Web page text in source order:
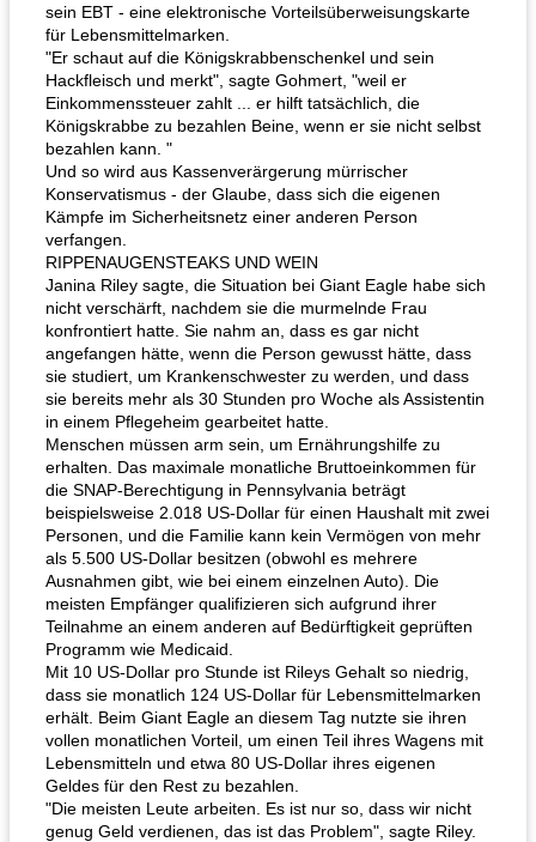
sein EBT - eine elektronische Vorteilsüberweisungskarte
für Lebensmittelmarken.
"Er schaut auf die Königskrabbenschenkel und sein
Hackfleisch und merkt", sagte Gohmert, "weil er
Einkommenssteuer zahlt ... er hilft tatsächlich, die
Königskrabbe zu bezahlen Beine, wenn er sie nicht selbst
bezahlen kann. "
Und so wird aus Kassenverärgerung mürrischer
Konservatismus - der Glaube, dass sich die eigenen
Kämpfe im Sicherheitsnetz einer anderen Person
verfangen.
RIPPENAUGENSTEAKS UND WEIN
Janina Riley sagte, die Situation bei Giant Eagle habe sich
nicht verschärft, nachdem sie die murmelnde Frau
konfrontiert hatte. Sie nahm an, dass es gar nicht
angefangen hätte, wenn die Person gewusst hätte, dass
sie studiert, um Krankenschwester zu werden, und dass
sie bereits mehr als 30 Stunden pro Woche als Assistentin
in einem Pflegeheim gearbeitet hatte.
Menschen müssen arm sein, um Ernährungshilfe zu
erhalten. Das maximale monatliche Bruttoeinkommen für
die SNAP-Berechtigung in Pennsylvania beträgt
beispielsweise 2.018 US-Dollar für einen Haushalt mit zwei
Personen, und die Familie kann kein Vermögen von mehr
als 5.500 US-Dollar besitzen (obwohl es mehrere
Ausnahmen gibt, wie bei einem einzelnen Auto). Die
meisten Empfänger qualifizieren sich aufgrund ihrer
Teilnahme an einem anderen auf Bedürftigkeit geprüften
Programm wie Medicaid.
Mit 10 US-Dollar pro Stunde ist Rileys Gehalt so niedrig,
dass sie monatlich 124 US-Dollar für Lebensmittelmarken
erhält. Beim Giant Eagle an diesem Tag nutzte sie ihren
vollen monatlichen Vorteil, um einen Teil ihres Wagens mit
Lebensmitteln und etwa 80 US-Dollar ihres eigenen
Geldes für den Rest zu bezahlen.
"Die meisten Leute arbeiten. Es ist nur so, dass wir nicht
genug Geld verdienen, das ist das Problem", sagte Riley.